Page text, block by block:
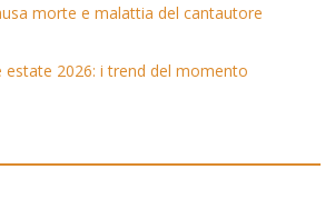
morte e malattia del cantautore
estate 2026: i trend del momento